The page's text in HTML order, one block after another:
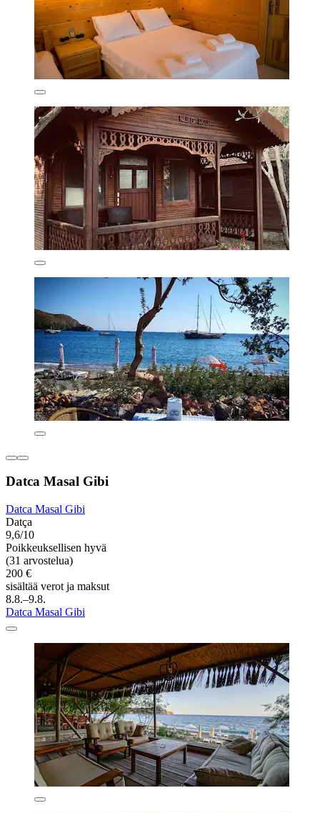
Datca Masal Gibi
Datca Masal Gibi
Datça
9,6/10
Poikkeuksellisen hyvä
(31 arvostelua)
200 €
sisältää verot ja maksut
8.8.–9.8.
Datca Masal Gibi